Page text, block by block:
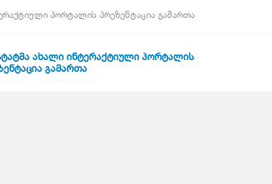
პორტალის პრეზენტაცია გამართა
ახალი ინტერაქტიული პორტალის
გამართა